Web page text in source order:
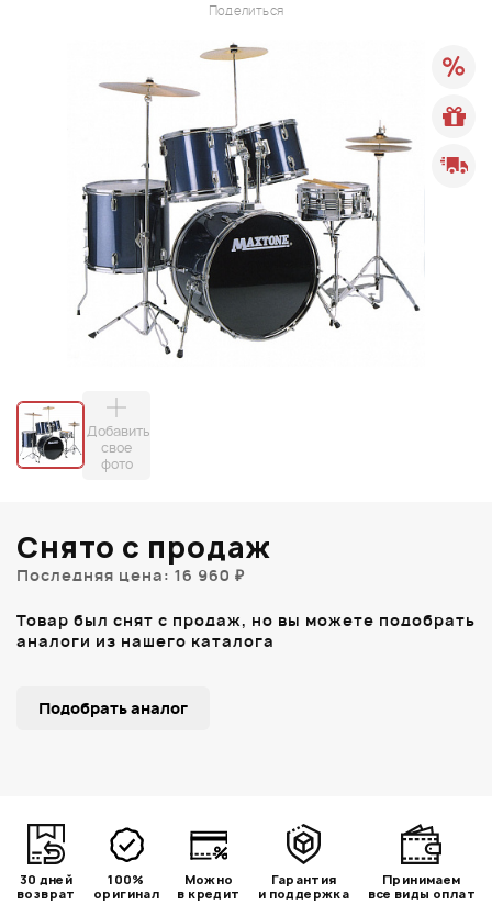
Поделиться
Добавить
свое
фото
Снято с продаж
Последняя цена: 16 960 ₽
Товар был снят с продаж, но вы можете подобрать
аналоги из нашего каталога
Подобрать аналог
30 дней
возврат
100%
оригинал
Можно
в кредит
Гарантия
и поддержка
Принимаем
все виды оплат